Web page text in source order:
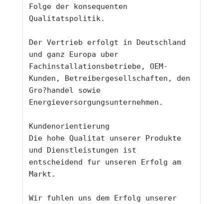
Folge der konsequenten
Qualitatspolitik.
Der Vertrieb erfolgt in Deutschland
und ganz Europa uber
Fachinstallationsbetriebe, OEM-
Kunden, Betreibergesellschaften, den
Gro?handel sowie
Energieversorgungsunternehmen.
Kundenorientierung
Die hohe Qualitat unserer Produkte
und Dienstleistungen ist
entscheidend fur unseren Erfolg am
Markt.
Wir fuhlen uns dem Erfolg unserer